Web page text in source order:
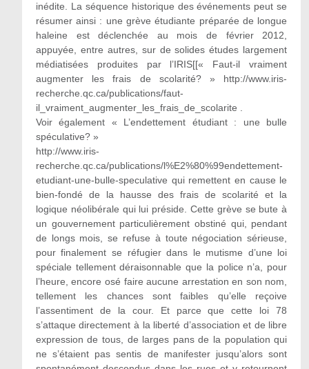
inédite. La séquence historique des événements peut se
résumer ainsi : une grève étudiante préparée de longue
haleine est déclenchée au mois de février 2012,
appuyée, entre autres, sur de solides études largement
médiatisées produites par l’IRIS[[« Faut-il vraiment
augmenter les frais de scolarité? » http://www.iris-
recherche.qc.ca/publications/faut-
il_vraiment_augmenter_les_frais_de_scolarite .
Voir également « L’endettement étudiant : une bulle
spéculative? »
http://www.iris-
recherche.qc.ca/publications/l%E2%80%99endettement-
etudiant-une-bulle-speculative qui remettent en cause le
bien-fondé de la hausse des frais de scolarité et la
logique néolibérale qui lui préside. Cette grève se bute à
un gouvernement particulièrement obstiné qui, pendant
de longs mois, se refuse à toute négociation sérieuse,
pour finalement se réfugier dans le mutisme d’une loi
spéciale tellement déraisonnable que la police n’a, pour
l’heure, encore osé faire aucune arrestation en son nom,
tellement les chances sont faibles qu’elle reçoive
l’assentiment de la cour. Et parce que cette loi 78
s’attaque directement à la liberté d’association et de libre
expression de tous, de larges pans de la population qui
ne s’étaient pas sentis de manifester jusqu’alors sont